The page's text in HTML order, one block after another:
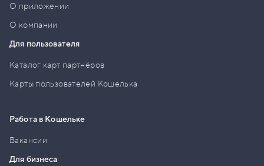
О приложении
О компании
Для пользователя
Каталог карт партнёров
Карты пользователей Кошелька
Работа в Кошельке
Вакансии
Для бизнеса